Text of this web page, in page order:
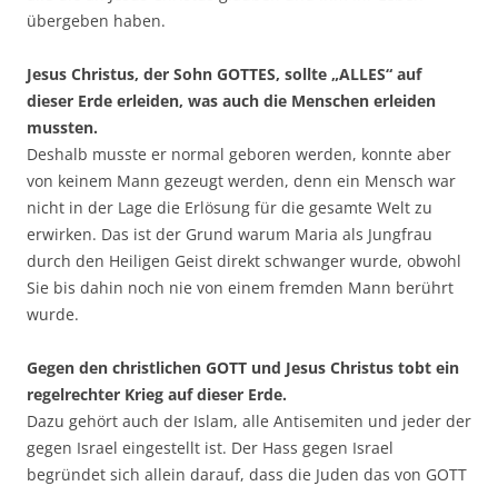
übergeben haben.
Jesus Christus, der Sohn GOTTES, sollte „ALLES“ auf
dieser Erde erleiden, was auch die Menschen erleiden
mussten.
Deshalb musste er normal geboren werden, konnte aber
von keinem Mann gezeugt werden, denn ein Mensch war
nicht in der Lage die Erlösung für die gesamte Welt zu
erwirken. Das ist der Grund warum Maria als Jungfrau
durch den Heiligen Geist direkt schwanger wurde, obwohl
Sie bis dahin noch nie von einem fremden Mann berührt
wurde.
Gegen den christlichen GOTT und Jesus Christus tobt ein
regelrechter Krieg auf dieser Erde.
Dazu gehört auch der Islam, alle Antisemiten und jeder der
gegen Israel eingestellt ist. Der Hass gegen Israel
begründet sich allein darauf, dass die Juden das von GOTT